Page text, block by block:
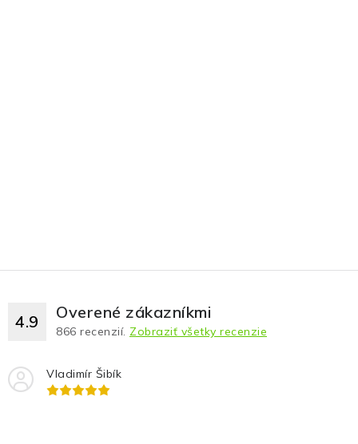
4.9 Overené zákazníkmi
866 recenzií. Zobraziť všetky recenzie
Vladimír Šibík